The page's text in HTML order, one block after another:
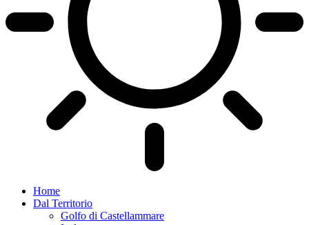
Home
Dal Territorio
Golfo di Castellammare